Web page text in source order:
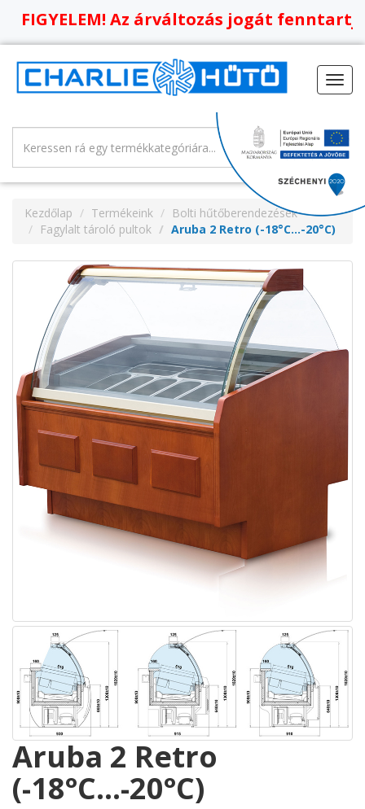
Az árváltozás jogát fenntartjuk,
Kezdőlap Termékeink
Bolti hűtőberendezések
Fagylalt tároló pultok
Aruba 2 Retro (-18°C…-20°C)
Aruba 2 Retro
(-18°C…-20°C)